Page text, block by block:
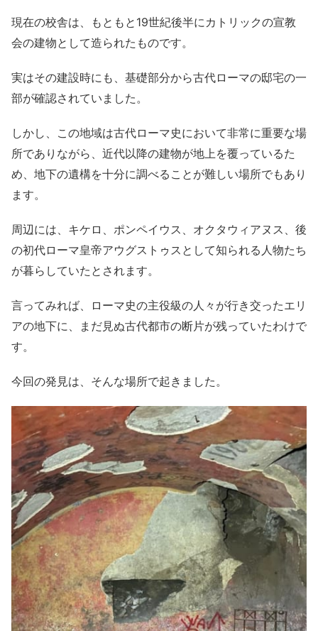
現在の校舎は、もともと19世紀後半にカトリックの宣教
会の建物として造られたものです。
実はその建設時にも、基礎部分から古代ローマの邸宅の一
部が確認されていました。
しかし、この地域は古代ローマ史において非常に重要な場
所でありながら、近代以降の建物が地上を覆っているた
め、地下の遺構を十分に調べることが難しい場所でもあり
ます。
周辺には、キケロ、ポンペイウス、オクタウィアヌス、後
の初代ローマ皇帝アウグストゥスとして知られる人物たち
が暮らしていたとされます。
言ってみれば、ローマ史の主役級の人々が行き交ったエリ
アの地下に、まだ見ぬ古代都市の断片が残っていたわけで
す。
今回の発見は、そんな場所で起きました。